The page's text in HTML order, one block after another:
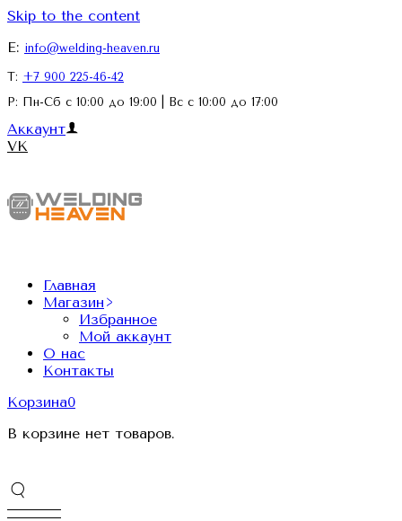
Skip to the content
E: info@welding-heaven.ru
Т: +7 900 225-46-42
Р: Пн-Сб с 10:00 до 19:00 | Вс с 10:00 до 17:00
Аккаунт
VK
Главная
Магазин
Избранное
Мой аккаунт
О нас
Контакты
Корзина0
В корзине нет товаров.